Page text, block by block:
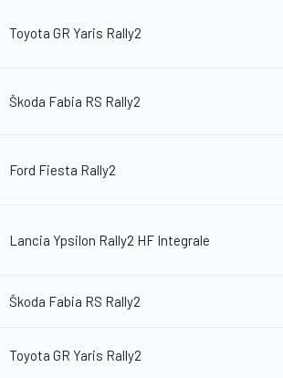
Toyota GR Yaris Rally2
Škoda Fabia RS Rally2
Ford Fiesta Rally2
Lancia Ypsilon Rally2 HF Integrale
Škoda Fabia RS Rally2
Toyota GR Yaris Rally2